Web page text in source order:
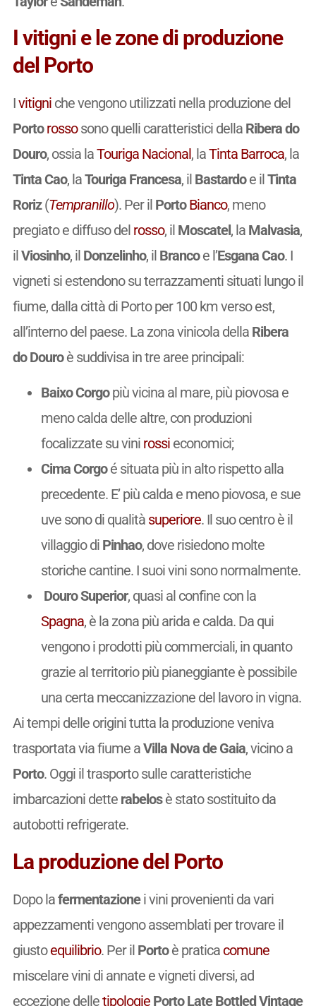
I vitigni e le zone di produzione
del Porto
Ivitigniche vengono utilizzati nella produzione del
Portorossosono quelli caratteristici della Ribera do
Douro, ossia laTouriga Nacional, laTinta Barroca, la
Tinta Cao, laTouriga Francesa, il Bastardoe ilTinta
Roriz(Tempranillo). Per ilPortoBianco, meno
pregiato e diffuso del rosso, il Moscatel, la Malvasia,
ilViosinho, il Donzelinho, il Brancoe l’Esgana Cao. I
vigneti si estendono su terrazzamenti situati lungo il
fiume, dalla città di Porto per 100 km verso est,
all’interno del paese. La zona vinicola della Ribera
do Douroè suddivisa in tre aree principali:
Baixo Corgopiù vicina al mare, più piovosa e
meno calda delle altre, con produzioni
focalizzate su vini rossieconomici;
Cima Corgoé situata più in alto rispetto alla
precedente. E’ più calda e meno piovosa, e sue
uve sono di qualità superiore. Il suo centro è il
villaggio di Pinhao, dove risiedono molte
storiche cantine. I suoi vini sono normalmente.
Douro Superior, quasi al confine con la
Spagna, è la zona più arida e calda. Da qui
vengono i prodotti più commerciali, in quanto
grazie al territorio più pianeggiante è possibile
una certa meccanizzazione del lavoro in vigna.
Ai tempi delle origini tutta la produzione veniva
trasportata via fiume aVilla Nova de Gaia, vicino a
Porto. Oggi il trasporto sulle caratteristiche
imbarcazioni dette rabelosè stato sostituito da
autobotti refrigerate.
La produzione del Porto
Dopo lafermentazionei vini provenienti da vari
appezzamenti vengono assemblati per trovare il
giustoequilibrio. Per il Portoè pratica comune
miscelare vini di annate e vigneti diversi, ad
eccezione delletipologie Porto Late Bottled Vintage